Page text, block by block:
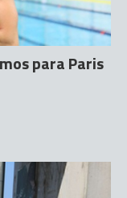
para Paris